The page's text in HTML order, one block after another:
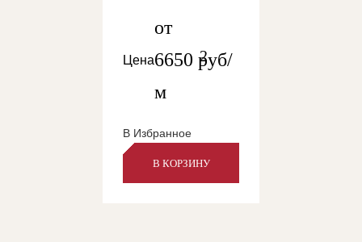
Цена
от
6650 руб/
м
2
В Избранное
В КОРЗИНУ